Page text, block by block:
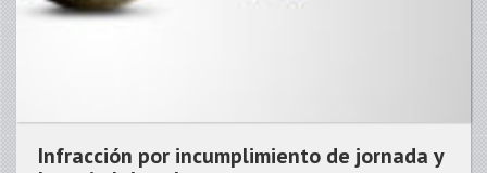
Infracción por incumplimiento de jornada y